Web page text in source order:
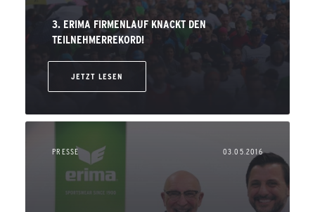
3. ERIMA FIRMENLAUF KNACKT DEN
TEILNEHMERREKORD!
JETZT LESEN
PRESSE 03.05.2016